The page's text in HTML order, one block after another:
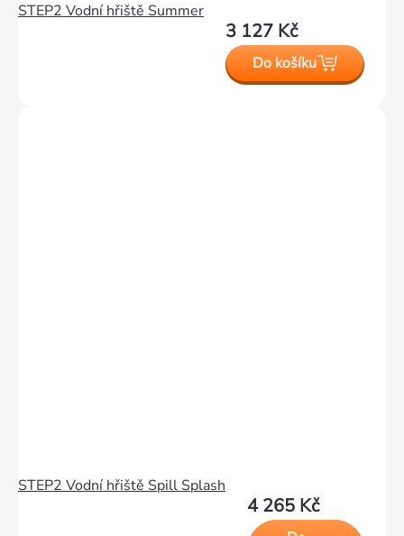
STEP2 Vodní hřiště Summer
3 127 Kč
Do košíku
STEP2 Vodní hřiště Spill Splash
4 265 Kč